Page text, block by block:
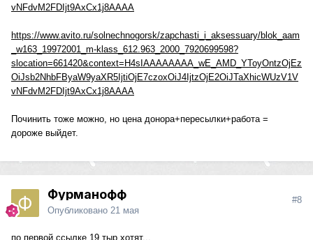
vNFdvM2FDIjt9AxCx1j8AAAA
https://www.avito.ru/solnechnogorsk/zapchasti_i_aksessuary/blok_aam
_w163_19972001_m-klass_612.963_2000_7920699598?
slocation=661420&context=H4sIAAAAAAAA_wE_AMD_YToyOntzOjEz
OiJsb2NhbFByaW9yaXR5IjtiOjE7czoxOiJ4IjtzOjE2OiJTaXhicWUzV1V
vNFdvM2FDIjt9AxCx1j8AAAA
Починить тоже можно, но цена донора+пересылки+работа =
дороже выйдет.
Фурманофф
Опубликовано 21 мая
#8
по первой ссылке 19 тыр хотят...